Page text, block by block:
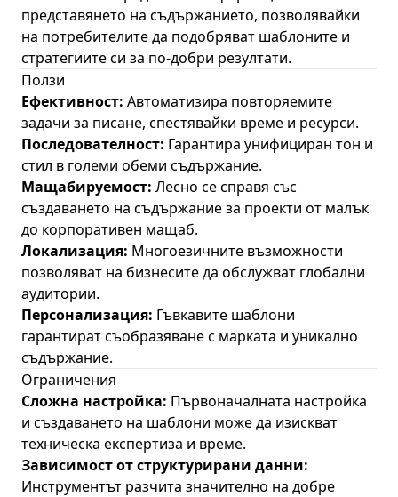
представянето на съдържанието, позволявайки
на потребителите да подобряват шаблоните и
стратегиите си за по-добри резултати.
Ползи
Ефективност: Автоматизира повторяемите
задачи за писане, спестявайки време и ресурси.
Последователност: Гарантира унифициран тон и
стил в големи обеми съдържание.
Мащабируемост: Лесно се справя със
създаването на съдържание за проекти от малък
до корпоративен мащаб.
Локализация: Многоезичните възможности
позволяват на бизнесите да обслужват глобални
аудитории.
Персонализация: Гъвкавите шаблони
гарантират съобразяване с марката и уникално
съдържание.
Ограничения
Сложна настройка: Първоначалната настройка
и създаването на шаблони може да изискват
техническа експертиза и време.
Зависимост от структурирани данни:
Инструментът разчита значително на добре